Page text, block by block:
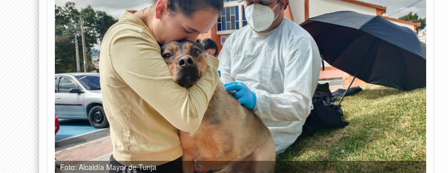
Foto: Alcaldía Mayor de Tunja